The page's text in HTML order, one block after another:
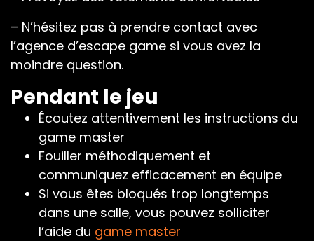
– N’hésitez pas à prendre contact avec
l’agence d’escape game si vous avez la
moindre question.
Pendant le jeu
Écoutez attentivement les instructions du
game master
Fouiller méthodiquement et
communiquez efficacement en équipe
Si vous êtes bloqués trop longtemps
dans une salle, vous pouvez solliciter
l’aide du game master